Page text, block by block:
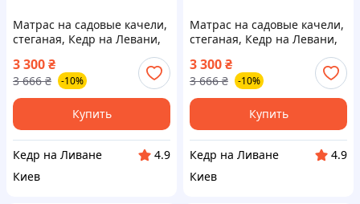
Матрас на садовые качели,
стеганая, Кедр на Левани,
серия Оксфорд, 170х60х10
см, цвет красный
3 300₴
3 666 ₴ -10%
Купить
Кедр на Ливане
4.9
Киев
Матрас на садовые качели,
стеганая, Кедр на Левани,
серия Оксфорд, 170х60х10
см, цвет серый
3 300₴
3 666 ₴ -10%
Купить
Кедр на Ливане
4.9
Киев